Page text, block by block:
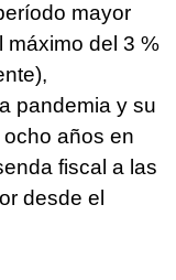
mayor
máximo del 3 %
pandemia y su
años en
fiscal a las
desde el